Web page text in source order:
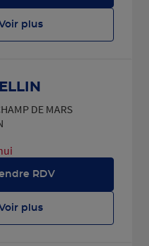
plus
DE MARS
RDV
plus